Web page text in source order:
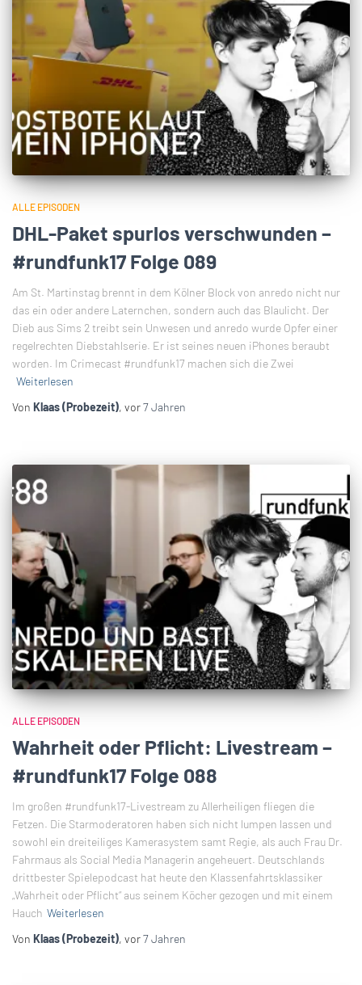
ALLE EPISODEN
DHL-Paket spurlos verschwunden –
#rundfunk17 Folge 089
Am St. Martinstag brennt in dem Kölner Block von anredo nicht nur
das ein oder andere Laternchen, sondern auch das Blaulicht. Der
Dieb aus Sims 2 treibt sein Unwesen und anredo wurde Opfer einer
regelrechten Diebstahlserie. Er ist seines neuen iPhones beraubt
worden. Im Crimecast #rundfunk17 machen sich die Zwei
Weiterlesen
Von Klaas (Probezeit), vor7 Jahren
ALLE EPISODEN
Wahrheit oder Pflicht: Livestream –
#rundfunk17 Folge 088
Im großen #rundfunk17-Livestream zu Allerheiligen fliegen die
Fetzen. Die Starmoderatoren haben sich nicht lumpen lassen und
sowohl ein dreiteiliges Kamerasystem samt Regie, als auch Frau Dr.
Fahrmaus als Social Media Managerin angeheuert. Deutschlands
drittbester Spielepodcast hat heute den Klassenfahrtsklassiker
„Wahrheit oder Pflicht“ aus seinem Köcher gezogen und mit einem
Hauch Weiterlesen
Von Klaas (Probezeit), vor7 Jahren